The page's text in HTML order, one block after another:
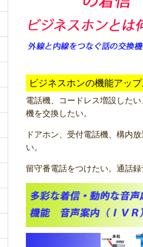
ビジネスホンの機能アッ
電話機、コードレス増設した
機を交換したい。
ドアホン、受付電話機、構内
い。
留守番電話をつけたい。通話録